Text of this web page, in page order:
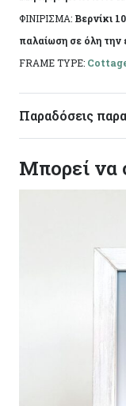
ΦΙΝΙΡΙΣΜΑ: Βερνίκι
παλαίωση σε όλη την
FRAME TYPE:
Παραδόσεις
Μπορεί να